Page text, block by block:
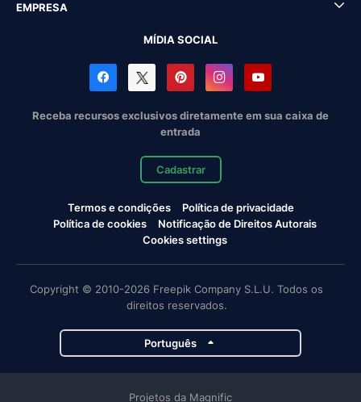
EMPRESA
MÍDIA SOCIAL
Receba recursos exclusivos diretamente em sua caixa de
entrada
Cadastrar
Termos e condições
Política de privacidade
Política de cookies
Notificação de Direitos Autorais
Cookies settings
Copyright © 2010-2026 Freepik Company S.L.U. Todos os
direitos reservados.
Português
Projetos da Magnific